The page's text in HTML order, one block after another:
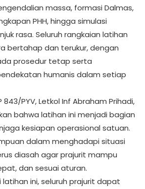
massa, formasi Dalmas,
PHH, hingga simulasi
rasa. Seluruh rangkaian latihan
bertahap dan terukur, dengan
prosedur tetap serta
humanis dalam setiap
PYV, Letkol Inf Abraham Prihadi,
bahwa latihan ini menjadi bagian
kesiapan operasional satuan.
dalam menghadapi situasi
diasah agar prajurit mampu
dan sesuai aturan.
ini, seluruh prajurit dapat